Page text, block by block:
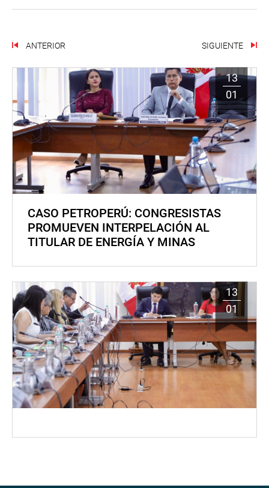
ANTERIOR SIGUIENTE
13
01
CASO PETROPERÚ: CONGRESISTAS
PROMUEVEN INTERPELACIÓN AL
TITULAR DE ENERGÍA Y MINAS
13
01